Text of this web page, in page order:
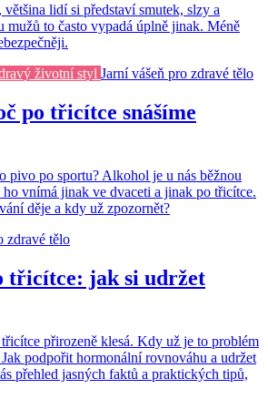
většina lidí si představí smutek, slzy a
mužů to často vypadá úplně jinak. Méně
životní styl Jarní vášeň pro zdravé tělo
po třicítce snášíme
pivo po sportu? Alkohol je u nás běžnou
ho vnímá jinak ve dvaceti a jinak po třicítce.
děje a kdy už zpozornět?
zdravé tělo
třicítce: jak si udržet
přirozeně klesá. Kdy už je to problém
podpořit hormonální rovnováhu a udržet
přehled jasných faktů a praktických tipů,